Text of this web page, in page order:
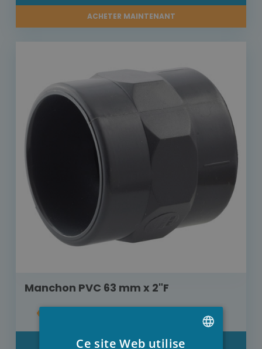
ACHETER MAINTENANT
Manchon PVC 63 mm x 2"F
€ 6,30
DÉTAIL
Ce site Web utilise